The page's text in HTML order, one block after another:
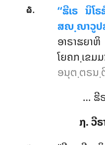
໖. ‘‘ຘີເຣ ນິໂ
ສຎ຺ຎາວູປ
ອາຣ
ໂຍຄກ຺ເຂ
ອນຸຕ຺ຕຣນ຺
… ຘີ
໗. ວີຣ